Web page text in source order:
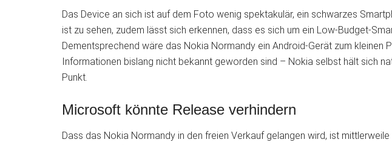
Das Device an sich ist auf dem Foto wenig spektakulär, ein schwarzes
ist zu sehen, zudem lässt sich erkennen, dass es sich um ein Low-Budget-
Dementsprechend wäre das Nokia Normandy ein Android-Gerät zum kleinen
Informationen bislang nicht bekannt geworden sind – Nokia selbst hält sich
Punkt.
Microsoft könnte Release verhindern
Dass das Nokia Normandy in den freien Verkauf gelangen wird, ist